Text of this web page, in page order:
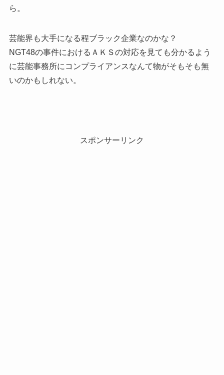
ら。
芸能界も大手になる程ブラック企業なのかな？
NGT48の事件におけるＡＫＳの対応を見ても分かるよう
に芸能事務所にコンプライアンスなんて物がそもそも無
いのかもしれない。
スポンサーリンク